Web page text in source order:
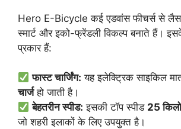
Hero E-Bicycle कई एडवांस फीचर्स से
स्मार्ट और इको-फ्रेंडली विकल्प बनाते हैं।
प्रकार हैं:
फास्ट चार्जिंग: यह इलेक्ट्रिक साइकिल
चार्जहो जाती है।
बेहतरीन स्पीड: इसकी टॉप स्पीड 25
जो शहरी इलाकों के लिए उपयुक्त है।